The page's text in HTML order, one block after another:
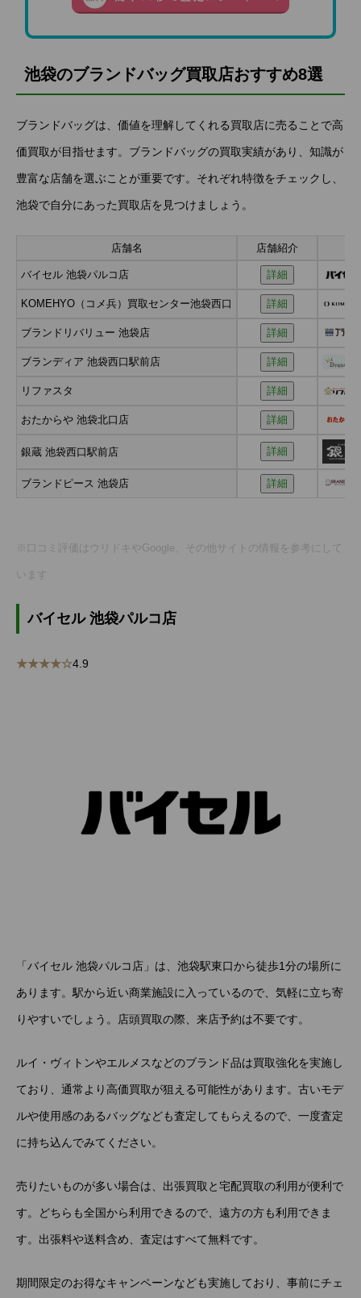
池袋のブランドバッグ買取店おすすめ8選
ブランドバッグは、価値を理解してくれる買取店に売ることで高
価買取が目指せます。ブランドバッグの買取実績があり、知識が
豊富な店舗を選ぶことが重要です。それぞれ特徴をチェックし、
池袋で自分にあった買取店を見つけましょう。
店舗名 店舗紹介
バイセル 池袋パルコ店 詳細
KOMEHYO（コメ兵）買取センター池袋西口 詳細
ブランドリバリュー 池袋店 詳細
ブランディア 池袋西口駅前店 詳細
リファスタ 詳細
おたからや 池袋北口店 詳細
銀蔵 池袋西口駅前店 詳細
ブランドピース 池袋店 詳細
※口コミ評価はウリドキやGoogle、その他サイトの情報を参考にして
います
バイセル 池袋パルコ店
★★★★☆4.9
「バイセル 池袋パルコ店」は、池袋駅東口から徒歩1分の場所に
あります。駅から近い商業施設に入っているので、気軽に立ち寄
りやすいでしょう。店頭買取の際、来店予約は不要です。
ルイ・ヴィトンやエルメスなどのブランド品は買取強化を実施し
ており、通常より高価買取が狙える可能性があります。古いモデ
ルや使用感のあるバッグなども査定してもらえるので、一度査定
に持ち込んでみてください。
売りたいものが多い場合は、出張買取と宅配買取の利用が便利で
す。どちらも全国から利用できるので、遠方の方も利用できま
す。出張料や送料含め、査定はすべて無料です。
期間限定のお得なキャンペーンなども実施しており、事前にチェ